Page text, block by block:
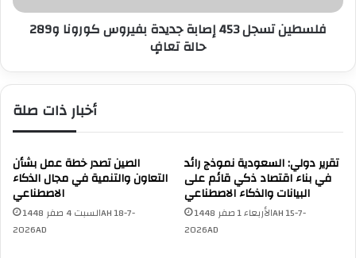
حالة
تعافٍفلسطين تسجل 453 إصابة جديدة بفيروس كورونا و289
حالة تعافٍ
أخبار ذات صلة
الصين تصدر خطة عمل بشأن
التعاون والتنمية في مجال الذكاء
الاصطناعي
السبت 4 صفر 1448AH 18-7-
2026AD
تقرير دولي: السعودية نموذج رائد
في بناء اقتصاد ذكي قائم على
البيانات والذكاء الاصطناعي
الأربعاء 1 صفر 1448AH 15-7-
2026AD